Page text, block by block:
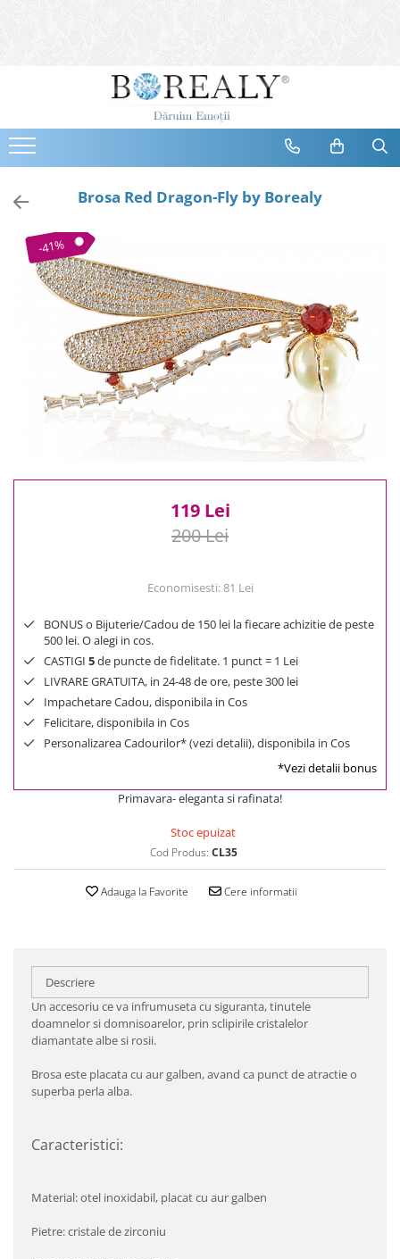
Bijuterii
Cercei
Bratari
Coliere
Brose
Tiare
Destinatari
Bijuterii Femei
Bijuterii Copii
Bijuterii Mirese
Reduceri
Cele mai votate
300 Lei - 500 Lei
500 Lei - 1000 Lei
1000 Lei +
Brosa Red Dragon-Fly by Borealy
-41%
119 Lei
200 Lei
Economisesti:81 Lei
BONUS o Bijuterie/Cadou de 150 lei la fiecare achizitie de peste
500 lei. O alegi in cos.
CASTIGI 5de puncte de fidelitate. 1 punct = 1 Lei
LIVRARE GRATUITA, in 24-48 de ore, peste 300 lei
Impachetare Cadou, disponibila in Cos
Felicitare, disponibila in Cos
Personalizarea Cadourilor* (vezi detalii), disponibila in Cos
*Vezi detalii bonus
Primavara- eleganta si rafinata!
Stoc epuizat
Cod Produs: CL35
Adauga la Favorite Cere informatii
Descriere
Un accesoriu ce va infrumuseta cu siguranta, tinutele
doamnelor si domnisoarelor, prin sclipirile cristalelor
diamantate albe si rosii.
Brosa este placata cu aur galben, avand ca punct de atractie o
superba perla alba.
Caracteristici:
Material: otel inoxidabil, placat cu aur galben
Pietre: cristale de zirconiu